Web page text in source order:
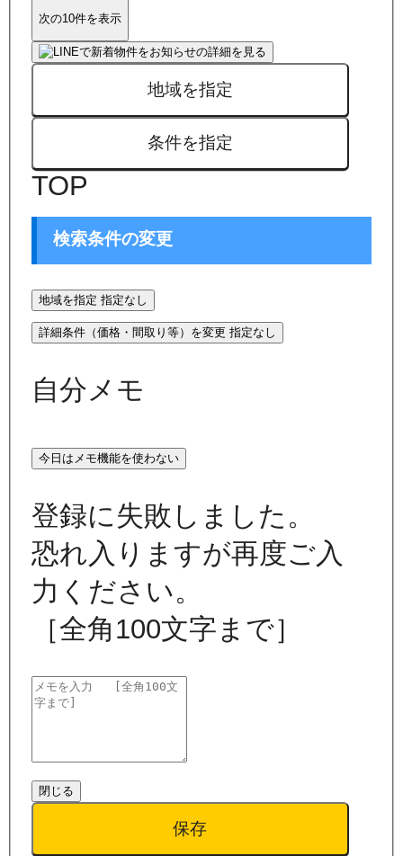
次の10件を表示
地域を指定
条件を指定
TOP
検索条件の変更
地域を指定 指定なし
詳細条件（価格・間取り等）を変更 指定なし
自分メモ
今日はメモ機能を使わない
登録に失敗しました。
恐れ入りますが再度ご入
力ください。
［全角100文字まで］
閉じる
保存